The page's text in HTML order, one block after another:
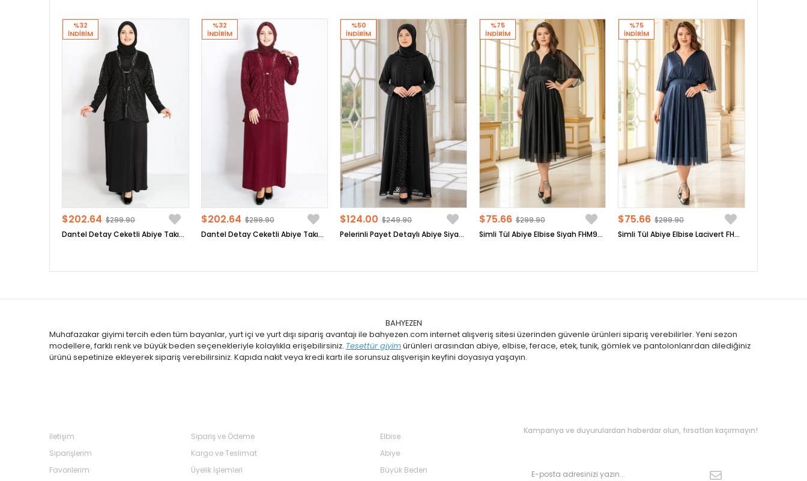
Dantel Detay Ceketli Abiye Takım Siyah MDA2208
$202.64 $299.90
%32
İNDIRIM
Dantel Detay Ceketli Abiye Takım Bordo MDA2208
$202.64 $299.90
%32
İNDIRIM
Pelerinli Payet Detaylı Abiye Siyah FHM854
$124.00 $249.90
%50
İNDIRIM
Simli Tül Abiye Elbise Siyah FHM902
$75.66 $299.90
%75
İNDIRIM
Simli Tül Abiye Elbise Lacivert FHM902
$75.66 $299.90
%75
İNDIRIM
BAHYEZEN
Muhafazakar giyimi tercih eden tüm bayanlar, yurt içi ve yurt dışı sipariş avantajı ile bahyezen.com internet alışveriş sitesi üzerinden güvenle ürünleri sipariş verebilirler. Yeni sezon
modellere, farklı renk ve büyük beden seçenekleriyle kolaylıkla erişebilirsiniz. Tesettür giyimürünleri arasından abiye, elbise, ferace, etek, tunik, gömlek ve pantolonlanrdan dilediğiniz
ürünü sepetinize ekleyerek sipariş verebilirsiniz. Kapıda nakit veya kredi kartı ile sorunsuz alışverişin keyfini doyasıya yaşayın.
İletişim
Siparişlerim
Favorilerim
Sipariş ve Ödeme
Kargo ve Teslimat
Üyelik İşlemleri
Elbise
Abiye
Büyük Beden
Kampanya ve duyurulardan haberdar olun, fırsatları kaçırmayın!